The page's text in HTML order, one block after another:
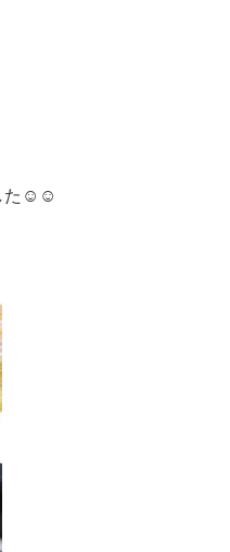
た☺️☺️